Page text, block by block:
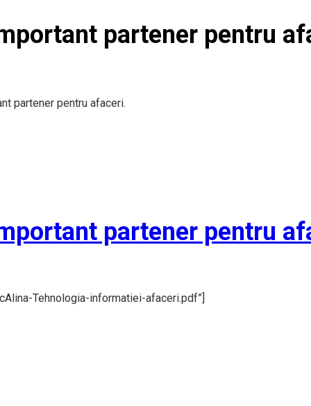
partener pentru
partener pentru afaceri.
partener pentru
Tehnologia-informatiei-afaceri.pdf”]